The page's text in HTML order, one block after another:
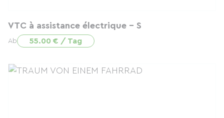
VTC à assistance électrique - S
Ab 55.00 € / Tag